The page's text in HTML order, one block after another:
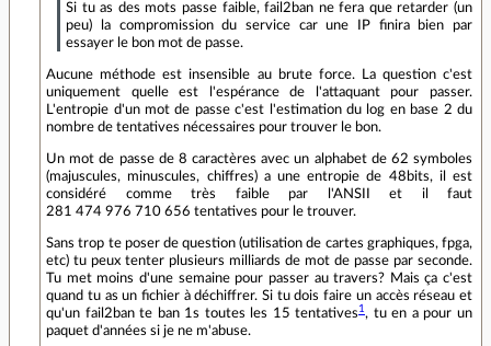
Si tu as des mots passe faible, fail2ban ne fera que retarder (un
peu) la compromission du service car une IP finira bien par
essayer le bon mot de passe.
Aucune méthode est insensible au brute force. La question c'est
uniquement quelle est l'espérance de l'attaquant pour passer.
L'entropie d'un mot de passe c'est l'estimation du log en base 2 du
nombre de tentatives nécessaires pour trouver le bon.
Un mot de passe de 8 caractères avec un alphabet de 62 symboles
(majuscules, minuscules, chiffres) a une entropie de 48bits, il est
considéré comme très faible par l'ANSII et il faut
281 474 976 710 656 tentatives pour le trouver.
Sans trop te poser de question (utilisation de cartes graphiques, fpga,
etc) tu peux tenter plusieurs milliards de mot de passe par seconde.
Tu met moins d'une semaine pour passer au travers? Mais ça c'est
quand tu as un fichier à déchiffrer. Si tu dois faire un accès réseau et
qu'un fail2ban te ban 1s toutes les 15 tentatives1 , tu en a pour un
paquet d'années si je ne m'abuse.